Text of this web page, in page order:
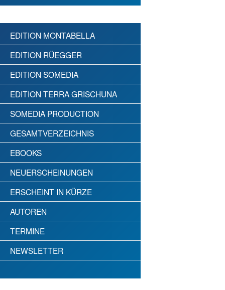
EDITION MONTABELLA
EDITION RÜEGGER
EDITION SOMEDIA
EDITION TERRA GRISCHUNA
SOMEDIA PRODUCTION
GESAMTVERZEICHNIS
EBOOKS
NEUERSCHEINUNGEN
ERSCHEINT IN KÜRZE
AUTOREN
TERMINE
NEWSLETTER